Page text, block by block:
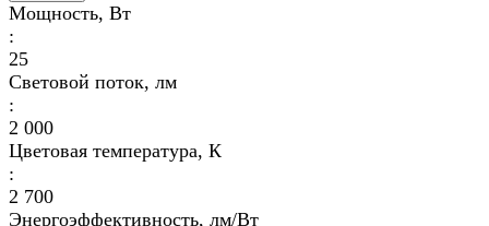
Мощность, Вт
:
25
Световой поток, лм
:
2 000
Цветовая температура, К
:
2 700
Энергоэффективность, лм/Вт